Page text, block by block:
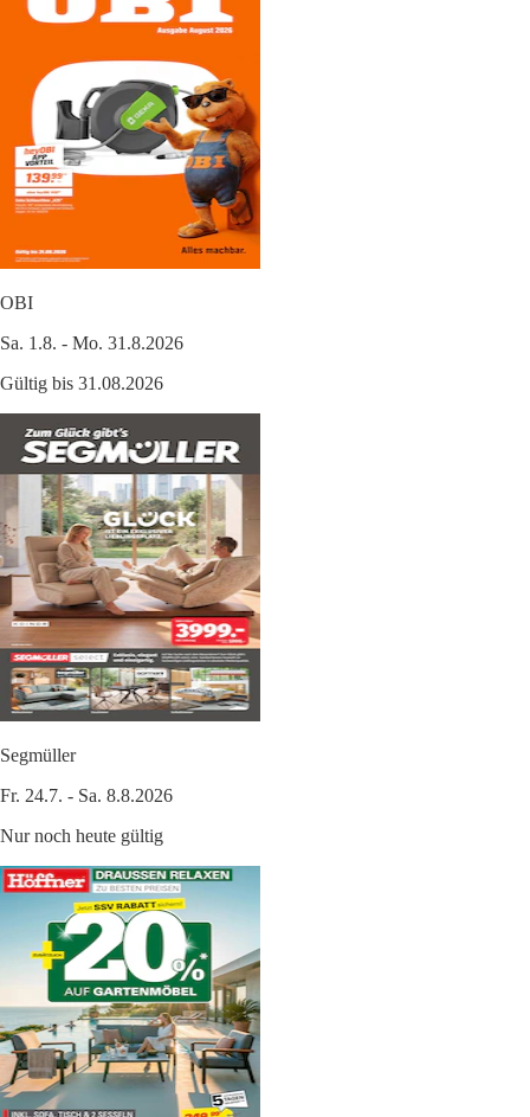
OBI
Sa. 1.8. - Mo. 31.8.2026
Gültig bis 31.08.2026
Segmüller
Fr. 24.7. - Sa. 8.8.2026
Nur noch heute gültig